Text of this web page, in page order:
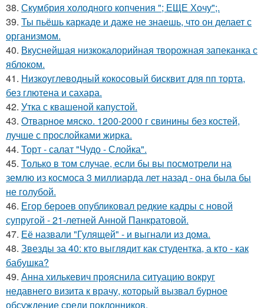
38. Скумбрия холодного копчения "; ЕЩЕ Хочу";.
39. Ты пьёшь каркаде и даже не знаешь, что он делает с
организмом.
40. Вкуснейшая низкокалорийная творожная запеканка с
яблоком.
41. Низкоуглеводный кокосовый бисквит для пп торта,
без глютена и сахара.
42. Утка с квашеной капустой.
43. Отварное мяско. 1200-2000 г свинины без костей,
лучше с прослойками жирка.
44. Торт - салат "Чудо - Слойка".
45. Только в том случае, если бы вы посмотрели на
землю из космоса 3 миллиарда лет назад - она была бы
не голубой.
46. Егор бероев опубликовал редкие кадры с новой
супругой - 21-летней Анной Панкратовой.
47. Её назвали "Гулящей" - и выгнали из дома.
48. Звезды за 40: кто выглядит как студентка, а кто - как
бабушка?
49. Анна хилькевич прояснила ситуацию вокруг
недавнего визита к врачу, который вызвал бурное
обсуждение среди поклонников.